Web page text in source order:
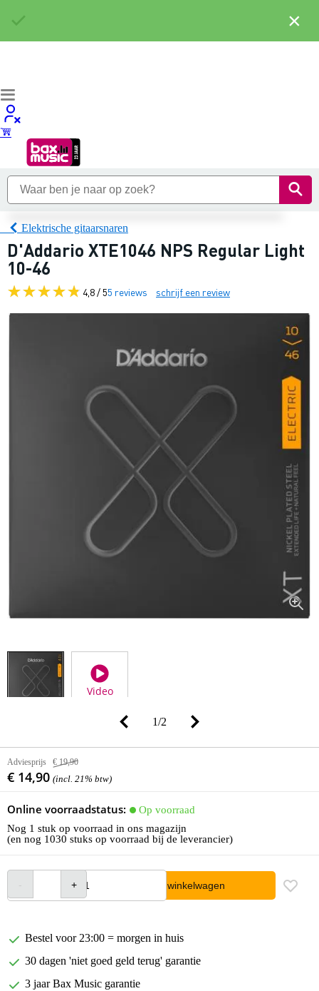
Elektrische gitaarsnaren
D'Addario XTE1046 NPS Regular Light
10-46
4,8 / 55 reviews schrijf een review
Video
1/2
Adviesprijs € 19,90
€ 14,90 (incl. 21% btw)
Online voorraadstatus:
Op voorraad
Nog 1 stuk op voorraad in ons magazijn
(en nog 1030 stuks op voorraad bij de leverancier)
In winkelwagen
Bestel voor 23:00 = morgen in huis
30 dagen 'niet goed geld terug' garantie
3 jaar Bax Music garantie
×